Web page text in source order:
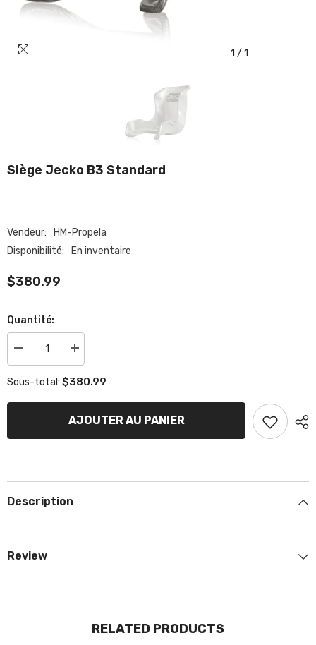
1 / 1
Siège Jecko B3 Standard
Vendeur:
HM-Propela
Disponibilité:
En inventaire
$380.99
Quantité:
Réduire
la
de
Jecko
Augmenter
la
de
Jecko
B3
Standard
Sous-total: $380.99
AJOUTER AU PANIER
Description
Review
RELATED PRODUCTS